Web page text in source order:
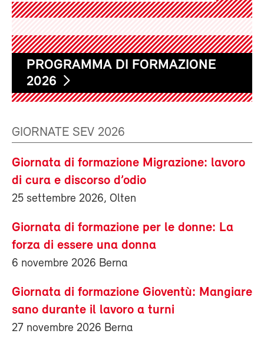
PROGRAMMA DI FORMAZIONE
2026
GIORNATE SEV 2026
Giornata di formazione Migrazione: lavoro
di cura e discorso d’odio
25 settembre 2026, Olten
Giornata di formazione per le donne: La
forza di essere una donna
6 novembre 2026 Berna
Giornata di formazione Gioventù: Mangiare
sano durante il lavoro a turni
27 novembre 2026 Berna